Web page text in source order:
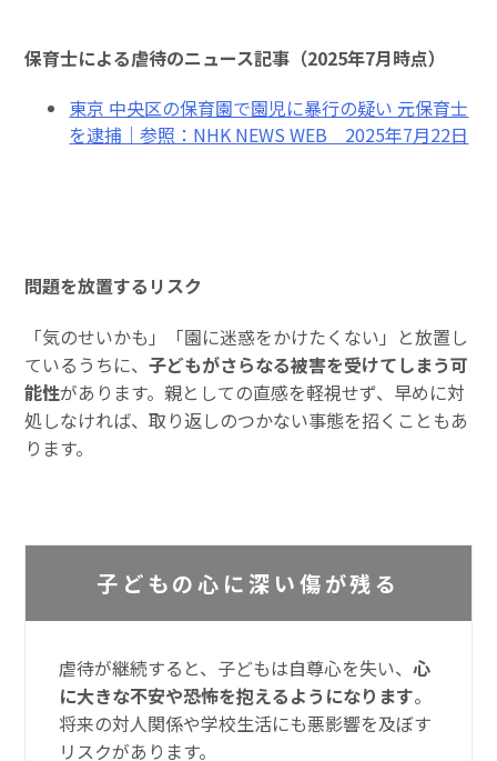
保育士による虐待のニュース記事（2025年7月時点）
東京 中央区の保育園で園児に暴行の疑い 元保育士
を逮捕｜参照：NHK NEWS WEB 2025年7月22日
問題を放置するリスク
「気のせいかも」「園に迷惑をかけたくない」と放置し
ているうちに、子どもがさらなる被害を受けてしまう可
能性があります。親としての直感を軽視せず、早めに対
処しなければ、取り返しのつかない事態を招くこともあ
ります。
子どもの心に深い傷が残る
虐待が継続すると、子どもは自尊心を失い、心
に大きな不安や恐怖を抱えるようになります。
将来の対人関係や学校生活にも悪影響を及ぼす
リスクがあります。